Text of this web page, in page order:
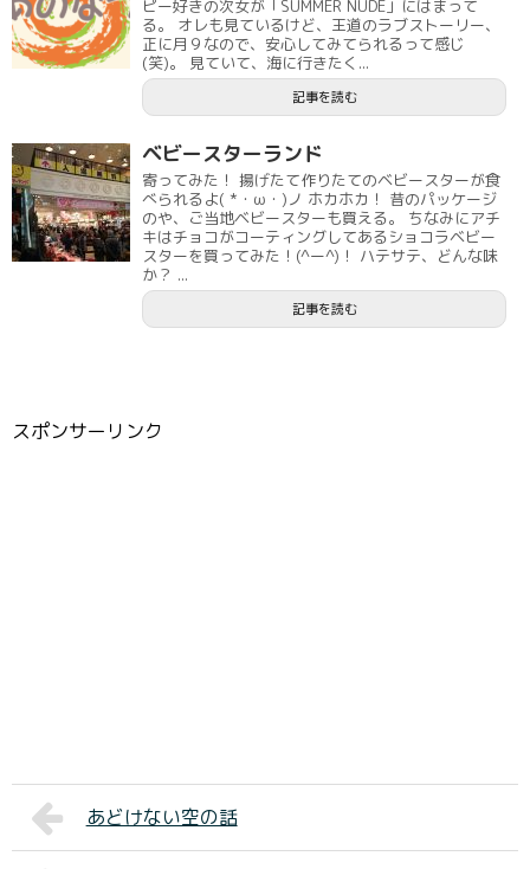
ピー好きの次女が「SUMMER NUDE」にはまって
る。 オレも見ているけど、王道のラブストーリー、
正に月９なので、安心してみてられるって感じ
(笑)。 見ていて、海に行きたく...
記事を読む
ベビースターランド
寄ってみた！ 揚げたて作りたてのベビースターが食
べられるよ( *・ω・)ノ ホカホカ！ 昔のパッケージ
のや、ご当地ベビースターも買える。 ちなみにアチ
キはチョコがコーティングしてあるショコラベビー
スターを買ってみた！(^ー^)！ ハテサテ、どんな味
か？ ...
記事を読む
スポンサーリンク
あどけない空の話